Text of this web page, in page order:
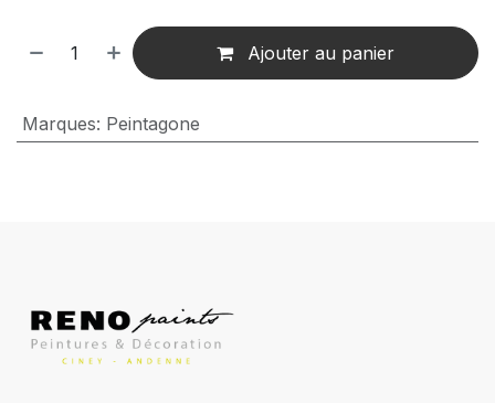
Ajouter au panier
Marques: Peintagone